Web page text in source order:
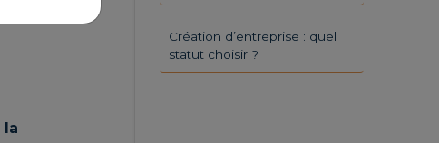
Création d’entreprise : quel
statut choisir ?